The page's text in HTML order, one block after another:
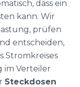
dass ein
kann. Wir
prüfen
entscheiden,
Stromkreises
im Verteiler
Steckdosen